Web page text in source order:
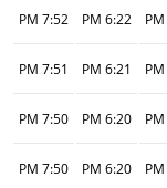
6:22 PM
7:52 PM
6:21 PM
7:51 PM
6:20 PM
7:50 PM
6:20 PM
7:50 PM